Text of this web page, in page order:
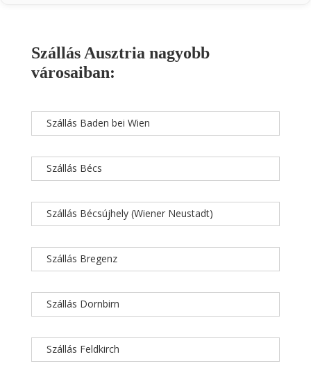
Szállás Ausztria nagyobb
városaiban:
Szállás Baden bei Wien
Szállás Bécs
Szállás Bécsújhely (Wiener Neustadt)
Szállás Bregenz
Szállás Dornbirn
Szállás Feldkirch